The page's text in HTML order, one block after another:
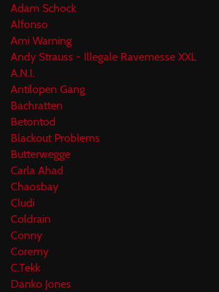
Adam Schock
Alfonso
Ami Warning
Andy Strauss - Illegale Ravemesse XXL
A.N.I.
Antilopen Gang
Bachratten
Betontod
Blackout Problems
Butterwegge
Carla Ahad
Chaosbay
Cludi
Coldrain
Conny
Coremy
C.Tekk
Danko Jones